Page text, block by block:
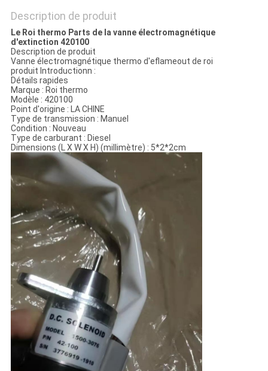
DE
CONFIDENTIALITÉ
Description de produit
Le Roi thermo Parts de la vanne électromagnétique
d'extinction 420100
Description de produit
Vanne électromagnétique thermo d'eflameout de roi
produit Introductionn :
Détails rapides
Marque : Roi thermo
Modèle : 420100
Point d'origine : LA CHINE
Type de transmission : Manuel
Condition : Nouveau
Type de carburant : Diesel
Dimensions (L X W X H) (millimètre) : 5*2*2cm